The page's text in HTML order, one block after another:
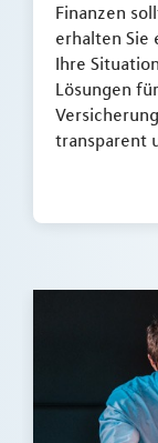
Finanzen
erhalten Sie
Ihre
Lösungen
transparent